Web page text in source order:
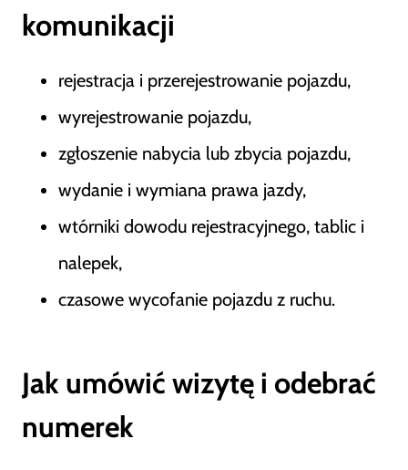
komunikacji
rejestracja i przerejestrowanie pojazdu,
wyrejestrowanie pojazdu,
zgłoszenie nabycia lub zbycia pojazdu,
wydanie i wymiana prawa jazdy,
wtórniki dowodu rejestracyjnego, tablic i
nalepek,
czasowe wycofanie pojazdu z ruchu.
Jak umówić wizytę i odebrać
numerek